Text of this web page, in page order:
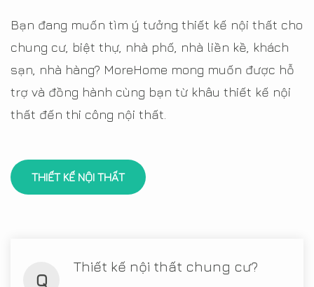
Bạn đang muốn tìm ý tưởng thiết kế nội thất cho
chung cư, biệt thự, nhà phố, nhà liền kề, khách
sạn, nhà hàng? MoreHome mong muốn được hỗ
trợ và đồng hành cùng bạn từ khâu thiết kế nội
thất đến thi công nội thất.
THIẾT KẾ NỘI THẤT
Q
Thiết kế nội thất chung cư?